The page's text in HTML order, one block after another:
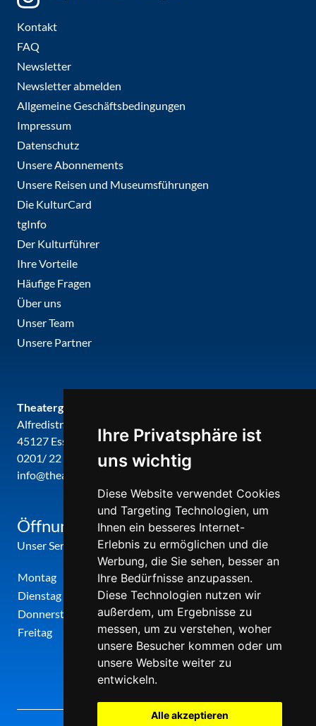
Ihre Privatsphäre ist
uns wichtig
Diese Website verwendet Cookies
und Targeting Technologien, um
Ihnen ein besseres Internet-
Erlebnis zu ermöglichen und die
Werbung, die Sie sehen, besser an
Ihre Bedürfnisse anzupassen.
Diese Technologien nutzen wir
außerdem, um Ergebnisse zu
messen, um zu verstehen, woher
unsere Besucher kommen oder um
unsere Website weiter zu
entwickeln.
Alle akzeptieren
Kontakt
FAQ
Newsletter
Newsletter abmelden
Allgemeine Geschäftsbedingungen
Impressum
Datenschutz
Unsere Abonnements
Unsere Reisen und Museumsführungen
Die KulturCard
tgInfo
Der Kulturführer
Ihre Vorteile
Häufige Fragen
Über uns
Unser Team
Unsere Partner
Theatergemeinde metropole ruhr
Alfredistr. 32
45127 Essen
0201/ 22 22 29
info@theatergemeinde-metropole-ruhr.de
Öffnungszeiten
Unser Service-Center ist zu folgenden Zeiten geöffnet
Montag
12:00 Uhr - 17:00 Uhr
Dienstag
09:00 Uhr - 12:00 Uhr
Donnerstag
09:00 Uhr - 12:00 Uhr
Freitag
09:00 Uhr - 12:00 Uhr